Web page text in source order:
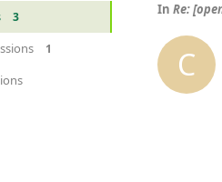
3
1
In Re:
C